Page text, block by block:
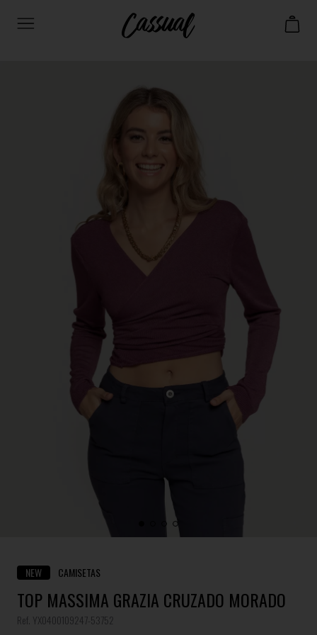
NEW CAMISETAS
TOP MASSIMA GRAZIA CRUZADO MORADO
Ref. YX0400109247-53752